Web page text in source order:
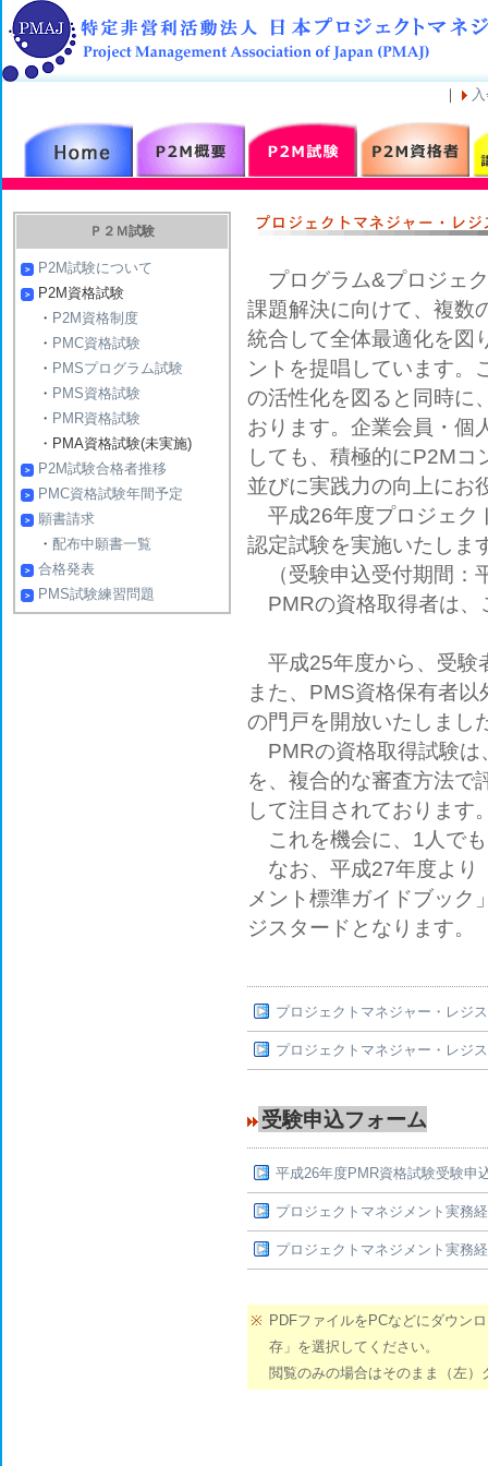
｜
Ｐ２Ｍ試験
P2M試験について
P2M資格試験
・ P2M資格制度
・ PMC資格試験
・ PMSプログラム試験
・ PMS資格試験
・ PMR資格試験
・PMA資格試験(未実施)
P2M試験合格者推移
PMC資格試験年間予定
願書請求
・ 配布中願書一覧
合格発表
PMS試験練習問題
プログラム&プロジェ
課題解決に向けて、複数
統合して全体最適化を図
ントを提唱しています。
の活性化を図ると同時に
おります。企業会員・個
しても、積極的にP2M
並びに実践力の向上にお
平成26年度プロジェク
認定試験を実施いたしま
（受験申込受付期間：
PMRの資格取得者は、
平成25年度から、受験
また、PMS資格保有者以
の門戸を開放いたしまし
PMRの資格取得試験は
を、複合的な審査方法で
して注目されております
これを機会に、1人で
なお、平成27年度より
メント標準ガイドブック
ジスタードとなります。
プロジェクトマネジャー・レジ
プロジェクトマネジャー・レジ
受験申込フォーム
平成26年度PMR資格試験受験申
プロジェクトマネジメント実務
プロジェクトマネジメント実務
※ PDFファイルをPCなどにダウン
存」を選択してください。
閲覧のみの場合はそのまま（左